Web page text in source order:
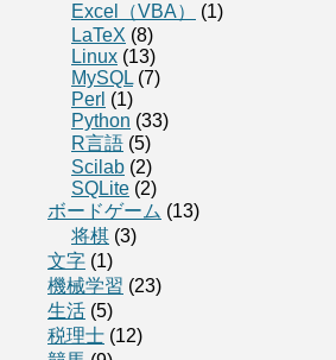
Excel（VBA）
(1)
LaTeX (8)
Linux (13)
MySQL (7)
Perl (1)
Python (33)
R言語 (5)
Scilab (2)
SQLite (2)
ボードゲーム (13)
将棋 (3)
文字 (1)
機械学習 (23)
生活 (5)
税理士 (12)